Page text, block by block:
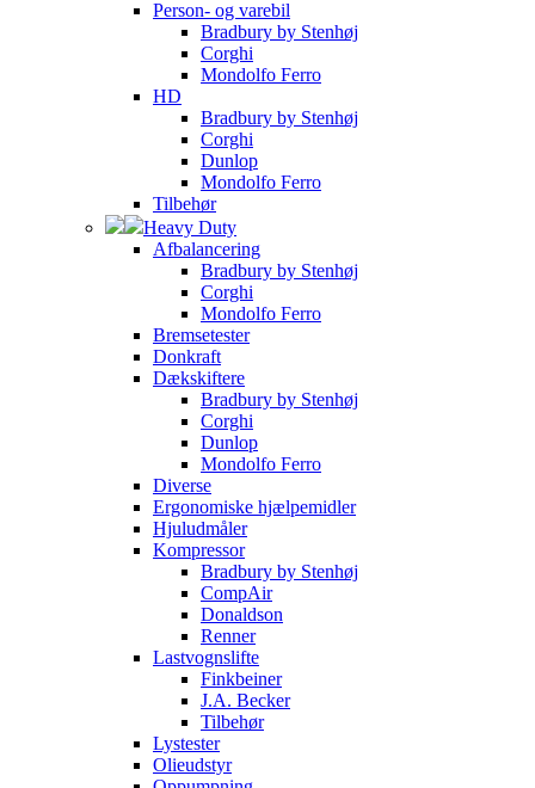
Person- og varebil
Bradbury by Stenhøj
Corghi
Mondolfo Ferro
HD
Bradbury by Stenhøj
Corghi
Dunlop
Mondolfo Ferro
Tilbehør
Heavy Duty
Afbalancering
Bradbury by Stenhøj
Corghi
Mondolfo Ferro
Bremsetester
Donkraft
Dækskiftere
Bradbury by Stenhøj
Corghi
Dunlop
Mondolfo Ferro
Diverse
Ergonomiske hjælpemidler
Hjuludmåler
Kompressor
Bradbury by Stenhøj
CompAir
Donaldson
Renner
Lastvognslifte
Finkbeiner
J.A. Becker
Tilbehør
Lystester
Olieudstyr